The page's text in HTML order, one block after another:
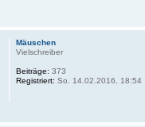
Mäuschen
Vielschreiber
Beiträge: 373
Registriert: So. 14.02.2016, 18:54